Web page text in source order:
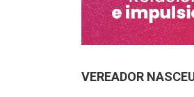
VEREADOR